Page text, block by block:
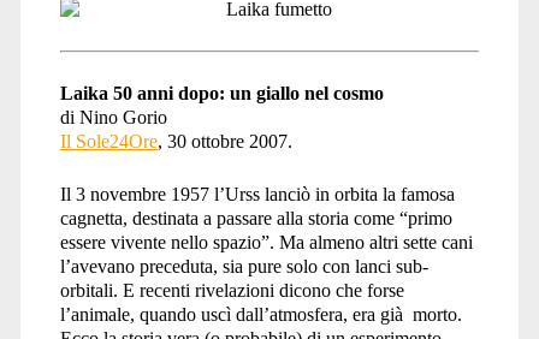
Laika 50 anni dopo: un giallo nel cosmo
di Nino Gorio
Il Sole24Ore, 30 ottobre 2007.
Il 3 novembre 1957 l’Urss lanciò in orbita la famosa
cagnetta, destinata a passare alla storia come “primo
essere vivente nello spazio”. Ma almeno altri sette cani
l’avevano preceduta, sia pure solo con lanci sub-
orbitali. E recenti rivelazioni dicono che forse
l’animale, quando uscì dall’atmosfera, era già morto.